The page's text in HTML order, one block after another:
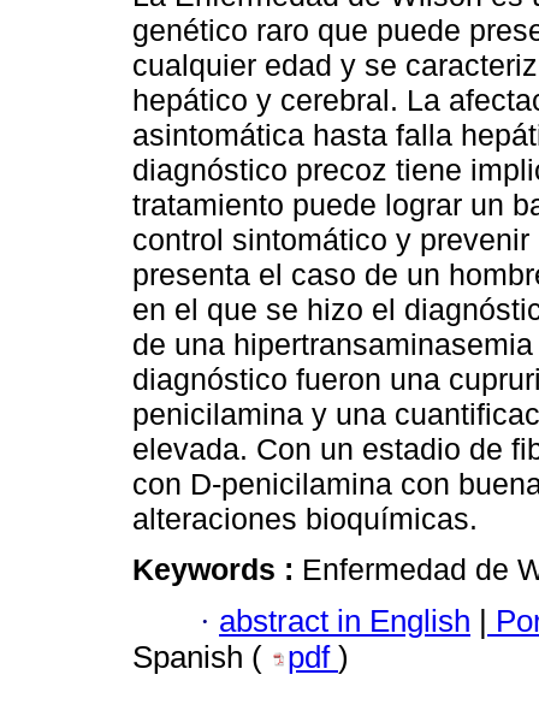
genético raro que puede
cualquier edad y se
hepático y cerebral. La
asintomática hasta falla
diagnóstico precoz tiene
tratamiento puede lograr un
control sintomático y
presenta el caso de un
en el que se hizo el
de una
diagnóstico fueron una
penicilamina y una
elevada. Con un estadio de
con D-penicilamina con
alteraciones bioquímicas.
Keywords : Enfermedad de
· abstract in English |
Spanish (
pdf )